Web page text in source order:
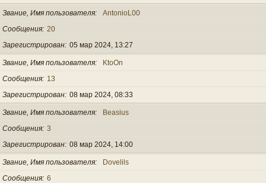
Звание, Имя пользователя
AntonioL00
Сообщения 20
Зарегистрирован 05 мар 2024, 13:27
Звание, Имя пользователя
KtoOn
Сообщения
13
Зарегистрирован 08 мар 2024, 08:33
Звание, Имя пользователя
Beasius
Сообщения 3
Зарегистрирован 08 мар 2024, 14:00
Звание, Имя пользователя
Dovelils
Сообщения 6